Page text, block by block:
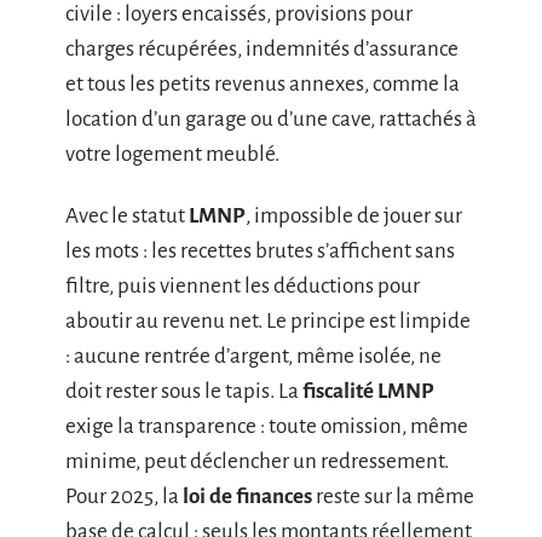
civile : loyers encaissés, provisions pour
charges récupérées, indemnités d’assurance
et tous les petits revenus annexes, comme la
location d’un garage ou d’une cave, rattachés à
votre logement meublé.
Avec le statut LMNP, impossible de jouer sur
les mots : les recettes brutes s’affichent sans
filtre, puis viennent les déductions pour
aboutir au revenu net. Le principe est limpide
: aucune rentrée d’argent, même isolée, ne
doit rester sous le tapis. La fiscalité LMNP
exige la transparence : toute omission, même
minime, peut déclencher un redressement.
Pour 2025, la loi de finances reste sur la même
base de calcul : seuls les montants réellement